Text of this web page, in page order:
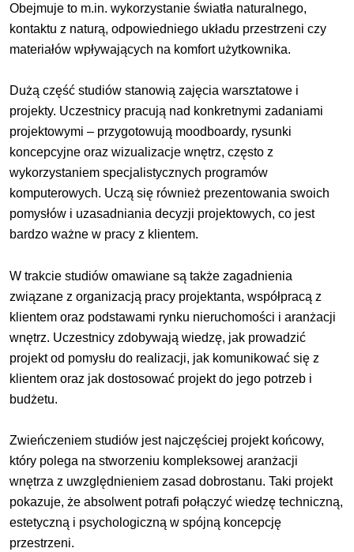
Obejmuje to m.in. wykorzystanie światła naturalnego,
kontaktu z naturą, odpowiedniego układu przestrzeni czy
materiałów wpływających na komfort użytkownika.
Dużą część studiów stanowią zajęcia warsztatowe i
projekty. Uczestnicy pracują nad konkretnymi zadaniami
projektowymi – przygotowują moodboardy, rysunki
koncepcyjne oraz wizualizacje wnętrz, często z
wykorzystaniem specjalistycznych programów
komputerowych. Uczą się również prezentowania swoich
pomysłów i uzasadniania decyzji projektowych, co jest
bardzo ważne w pracy z klientem.
W trakcie studiów omawiane są także zagadnienia
związane z organizacją pracy projektanta, współpracą z
klientem oraz podstawami rynku nieruchomości i aranżacji
wnętrz. Uczestnicy zdobywają wiedzę, jak prowadzić
projekt od pomysłu do realizacji, jak komunikować się z
klientem oraz jak dostosować projekt do jego potrzeb i
budżetu.
Zwieńczeniem studiów jest najczęściej projekt końcowy,
który polega na stworzeniu kompleksowej aranżacji
wnętrza z uwzględnieniem zasad dobrostanu. Taki projekt
pokazuje, że absolwent potrafi połączyć wiedzę techniczną,
estetyczną i psychologiczną w spójną koncepcję
przestrzeni.